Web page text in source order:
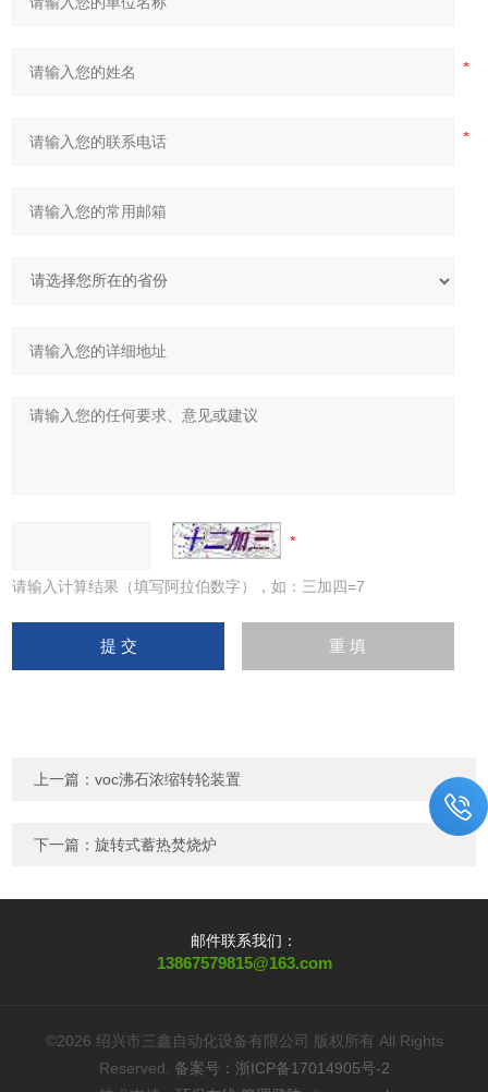
请输入计算结果（填写阿拉伯数字），如：三加四=7
上一篇：voc沸石浓缩转轮装置
下一篇：旋转式蓄热焚烧炉
邮件联系我们：
13867579815@163.com
©2026 绍兴市三鑫自动化设备有限公司 版权所有 All Rights
Reserved. 备案号：浙ICP备17014905号-2